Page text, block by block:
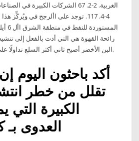
الغربية. 2-2. 67 الشركات الكبيرة
4-4. 117. توجد على األرجح في ويُركِّز
رائحة القهوة هي التي أدت بالفعل إلى
البن الأخضر أصبح ثاني أكثر السلع تداولًا على سطح الكوكب بعد النفط.
أكد باحثون اليوم
تقلل من خطر
الكبيرة التي
العدوى بـ